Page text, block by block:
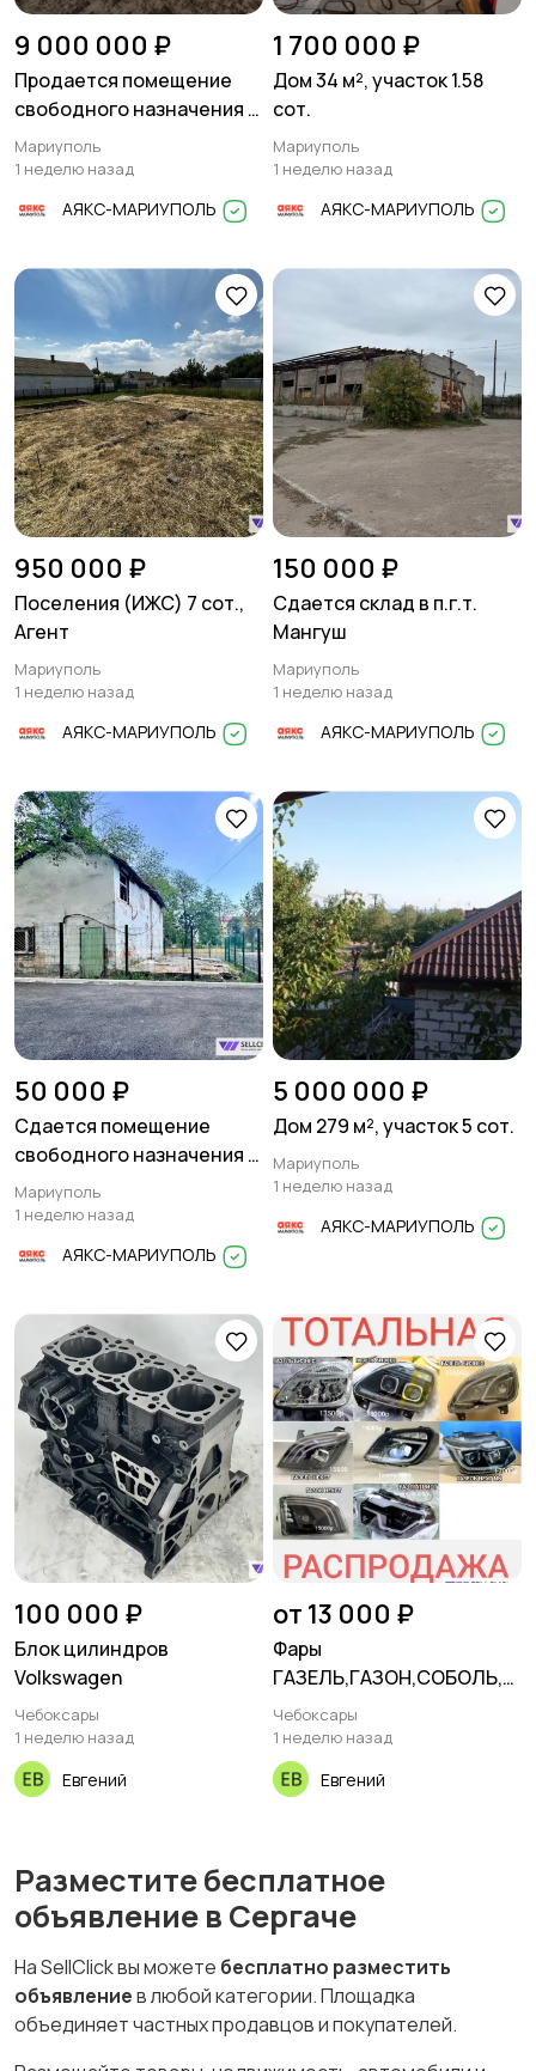
9 000 000 ₽
Продается помещение
свободного назначения в
Приморском районе.
Мариуполь
1 неделю назад
АЯКС-МАРИУПОЛЬ
1 700 000 ₽
Дом 34 м², участок 1.58
сот.
Мариуполь
1 неделю назад
АЯКС-МАРИУПОЛЬ
950 000 ₽
Поселения (ИЖС) 7 сот.,
Агент
Мариуполь
1 неделю назад
АЯКС-МАРИУПОЛЬ
150 000 ₽
Сдается склад в п.г.т.
Мангуш
Мариуполь
1 неделю назад
АЯКС-МАРИУПОЛЬ
50 000 ₽
Сдается помещение
свободного назначения в
Приморском районе
Мариуполь
1 неделю назад
АЯКС-МАРИУПОЛЬ
5 000 000 ₽
Дом 279 м², участок 5 сот.
Мариуполь
1 неделю назад
АЯКС-МАРИУПОЛЬ
100 000 ₽
Блок цилиндров
Volkswagen
Чебоксары
1 неделю назад
Евгений
от 13 000 ₽
Фары
ГАЗЕЛЬ,ГАЗОН,СОБОЛЬ,У
АЗ
Чебоксары
1 неделю назад
Евгений
Разместите бесплатное
объявление в Сергаче
На SellClick вы можете бесплатно разместить
объявлениев любой категории. Площадка
объединяет частных продавцов и покупателей.